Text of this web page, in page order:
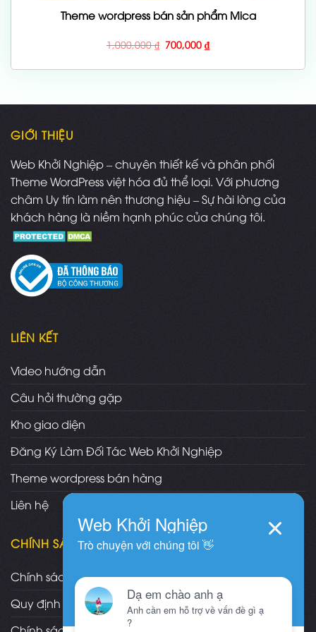
Theme wordpress bán sản phẩm Mica
1,000,000₫ Giá
gốc
1,000,000 ₫.
700,000₫Giá
hiện
là:
GIỚI THIỆU
Web Khởi Nghiệp – chuyên thiết kế và phân phối
Theme WordPress việt hóa đủ thể loại. Với phương
châm Uy tín làm nên thương hiệu – Sự hài lòng của
khách hàng là niềm hạnh phúc của chúng tôi.
LIÊN KẾT
Video hướng dẫn
Câu hỏi thường gặp
Kho giao diện
Đăng Ký Làm Đối Tác Web Khởi Nghiệp
Theme wordpress bán hàng
Liên hệ
CHÍNH SÁCH
Chính sách và quy định chung
Quy định và hình thức thanh toán